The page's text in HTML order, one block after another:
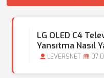
LG OLED C4
Yansıtma Nasıl
LEVERSNET